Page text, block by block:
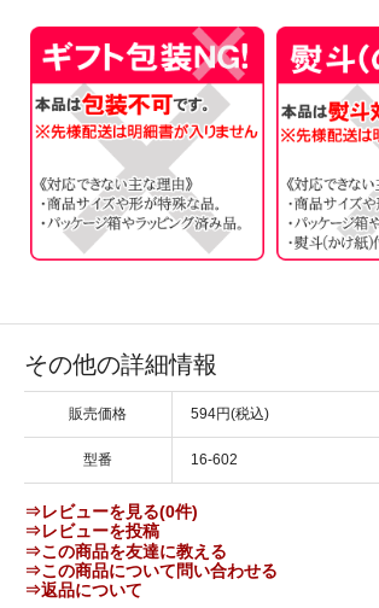
その他の詳細情報
販売価格 594円(税込)
型番 16-602
⇒レビューを見る(0件)
⇒レビューを投稿
⇒この商品を友達に教える
⇒この商品について問い合わせる
⇒返品について